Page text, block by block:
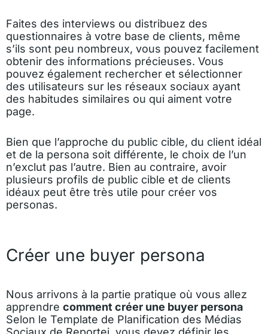
Faites des interviews ou distribuez des
questionnaires à votre base de clients, même
s’ils sont peu nombreux, vous pouvez facilement
obtenir des informations précieuses. Vous
pouvez également rechercher et sélectionner
des utilisateurs sur les réseaux sociaux ayant
des habitudes similaires ou qui aiment votre
page.
Bien que l’approche du public cible, du client idéal
et de la persona soit différente, le choix de l’un
n’exclut pas l’autre. Bien au contraire, avoir
plusieurs profils de public cible et de clients
idéaux peut être très utile pour créer vos
personas.
Créer une buyer persona
Nous arrivons à la partie pratique où vous allez
apprendre comment créer une buyer persona
Selon le Template de Planification des Médias